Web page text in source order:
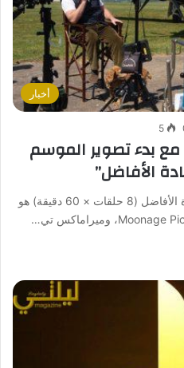
أخبار
5
بدء تصوير الموسم
الأفاضل”
للمخرج غاي ريتشي مسلسل السادة الأفاضل (8 حلقات × 60 دقيقة) هو